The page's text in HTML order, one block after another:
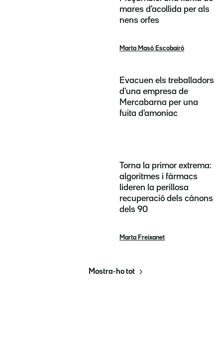
mares d'acollida per als
nens orfes
Marta Masó Escobairó
Evacuen els treballadors
d'una empresa de
Mercabarna per una
fuita d'amoníac
Torna la primor extrema:
algoritmes i fàrmacs
lideren la perillosa
recuperació dels cànons
dels 90
Marta Freixanet
Mostra-ho tot